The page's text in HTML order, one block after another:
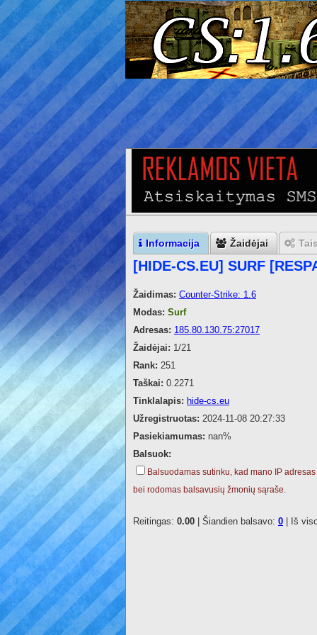
Informacija Žaidėjai
[HIDE-CS.EU] SURF
Žaidimas: Counter-Strike: 1.6
Modas: Surf
Adresas: 185.80.130.75:27017
Žaidėjai: 1/21
Rank: 251
Taškai: 0.2271
Tinklalapis: hide-cs.eu
Užregistruotas: 2024-11-08 20:27:33
Pasiekiamumas: nan%
Balsuok:
Balsuodamas sutinku, kad mano IP
bei rodomas balsavusių žmonių sąraše.
Reitingas: 0.00 | Šiandien balsavo: 0 | Iš